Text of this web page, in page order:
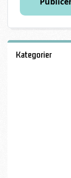
Kategorier